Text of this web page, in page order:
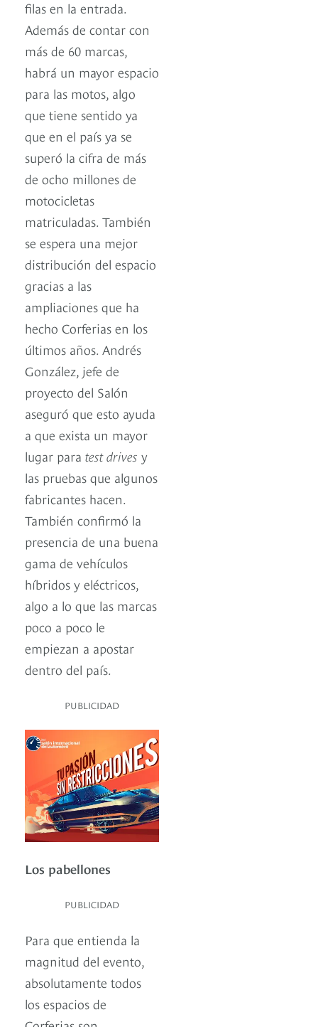
filas en la entrada.
Además de contar con
más de 60 marcas,
habrá un mayor espacio
para las motos, algo
que tiene sentido ya
que en el país ya se
superó la cifra de más
de ocho millones de
motocicletas
matriculadas. También
se espera una mejor
distribución del espacio
gracias a las
ampliaciones que ha
hecho Corferias en los
últimos años. Andrés
González, jefe de
proyecto del Salón
aseguró que esto ayuda
a que exista un mayor
lugar para test drives y
las pruebas que algunos
fabricantes hacen.
También confirmó la
presencia de una buena
gama de vehículos
híbridos y eléctricos,
algo a lo que las marcas
poco a poco le
empiezan a apostar
dentro del país.
PUBLICIDAD
Los pabellones
PUBLICIDAD
Para que entienda la
magnitud del evento,
absolutamente todos
los espacios de